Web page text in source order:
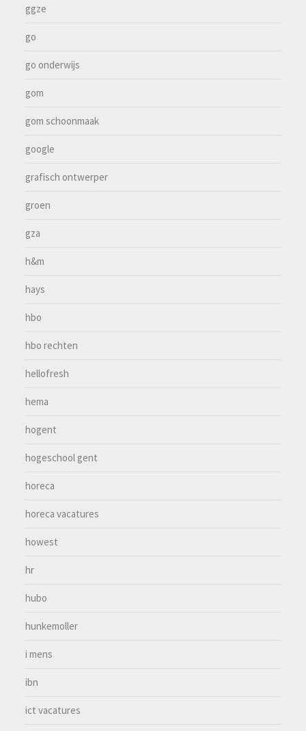
ggze
go
go onderwijs
gom
gom schoonmaak
google
grafisch ontwerper
groen
gza
h&m
hays
hbo
hbo rechten
hellofresh
hema
hogent
hogeschool gent
horeca
horeca vacatures
howest
hr
hubo
hunkemoller
i mens
ibn
ict vacatures